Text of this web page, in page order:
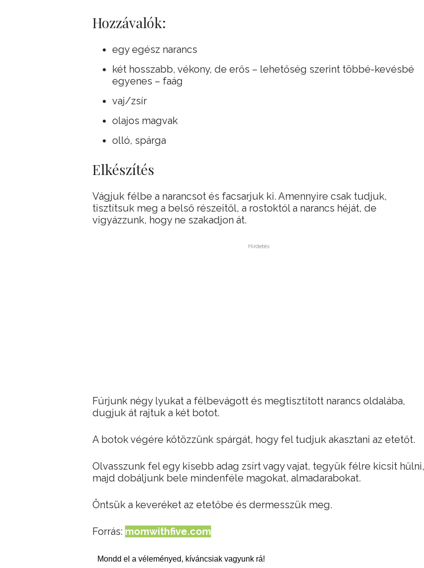
Hozzávalók:
egy egész narancs
két hosszabb, vékony, de erős – lehetőség szerint többé-kevésbé
egyenes – faág
vaj/zsír
olajos magvak
olló, spárga
Elkészítés
Vágjuk félbe a narancsot és facsarjuk ki. Amennyire csak tudjuk,
tisztítsuk meg a belső részeitől, a rostoktól a narancs héját, de
vigyázzunk, hogy ne szakadjon át.
Hirdetés
Fúrjunk négy lyukat a félbevágott és megtisztított narancs oldalába,
dugjuk át rajtuk a két botot.
A botok végére kötözzünk spárgát, hogy fel tudjuk akasztani az etetőt.
Olvasszunk fel egy kisebb adag zsírt vagy vajat, tegyük félre kicsit hűlni,
majd dobáljunk bele mindenféle magokat, almadarabokat.
Öntsük a keveréket az etetőbe és dermesszük meg.
Forrás: momwithfive.com
Mondd el a véleményed, kíváncsiak vagyunk rá!